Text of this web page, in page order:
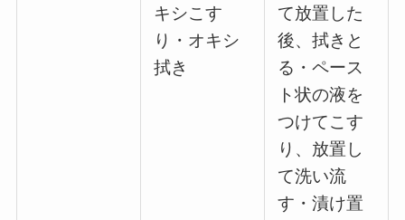
キシこす
り・オキシ
拭き
て放置した
後、拭きと
る・ペース
ト状の液を
つけてこす
り、放置し
て洗い流
す・漬け置